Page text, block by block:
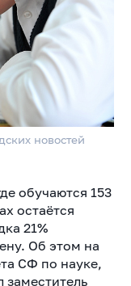
новостей
обучаются 153
остаётся
21%
Об этом на
СФ по науке,